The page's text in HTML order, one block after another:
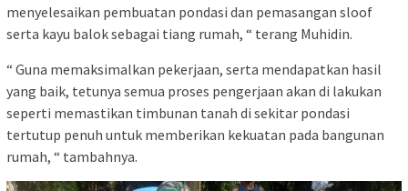
menyelesaikan pembuatan pondasi dan pemasangan sloof
serta kayu balok sebagai tiang rumah, “ terang Muhidin.
“ Guna memaksimalkan pekerjaan, serta mendapatkan hasil
yang baik, tetunya semua proses pengerjaan akan di lakukan
seperti memastikan timbunan tanah di sekitar pondasi
tertutup penuh untuk memberikan kekuatan pada bangunan
rumah, “ tambahnya.